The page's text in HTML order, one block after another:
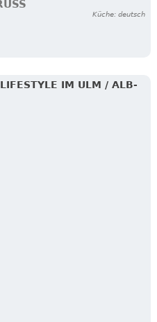
Küche: deutsch
IM ULM / ALB-